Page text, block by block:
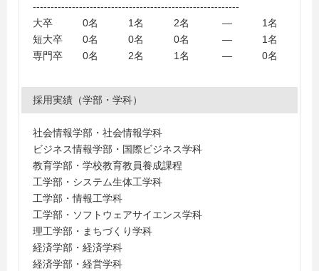
----------------------------------------------------------
大卒 0名 1名 2名 ― 1名
短大卒 0名 0名 0名 ― 1名
専門卒 0名 2名 1名 ― 0名
採用実績（学部・学科）
社会情報学部・社会情報学科
ビジネス情報学部・国際ビジネス学科
教育学部・学校教育教員養成課程
工学部・システム生体工学科
工学部・情報工学科
工学部・ソフトウェアサイエンス学科
理工学部・まちづくり学科
経済学部・経済学科
経済学部・経営学科